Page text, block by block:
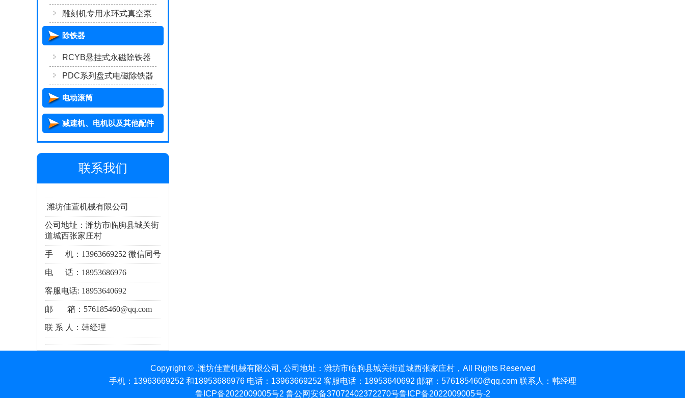
雕刻机专用水环式真空泵
除铁器
RCYB悬挂式永磁除铁器
PDC系列盘式电磁除铁器
电动滚筒
减速机、电机以及其他配件
联系我们
潍坊佳萱机械有限公司
公司地址：潍坊市临朐县城关街
道城西张家庄村
手 机：13963669252 微信同号
电 话：18953686976
客服电话: 18953640692
邮 箱： 576185460@qq.com
联 系 人：韩经理
Copyright © ,潍坊佳萱机械有限公司, 公司地址：潍坊市临朐县城关街道城西张家庄村，All Rights Reserved
手机：13963669252 和18953686976 电话：13963669252 客服电话：18953640692 邮箱：576185460@qq.com 联系人：韩经理
鲁ICP备2022009005号2 鲁公网安备37072402372270号鲁ICP备2022009005号-2